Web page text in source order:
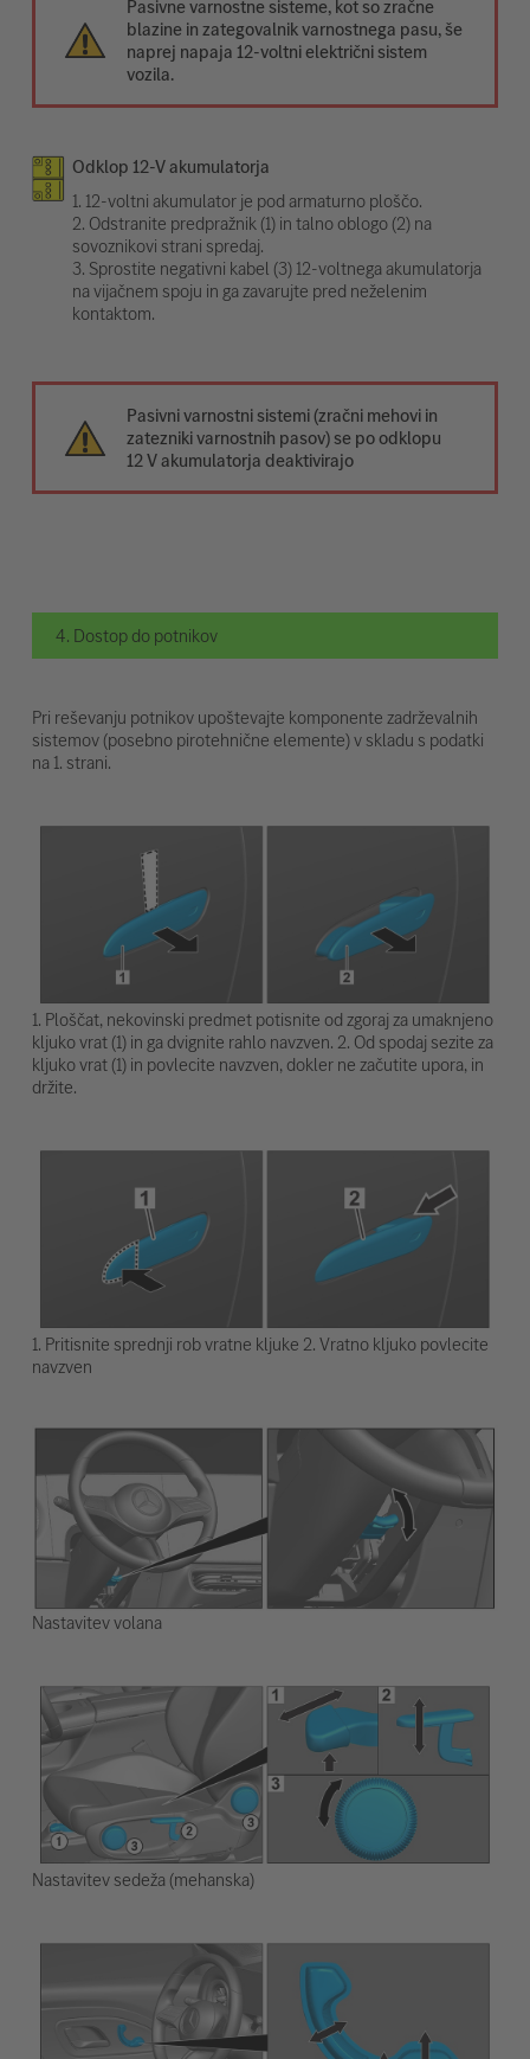
Pasivne varnostne sisteme, kot so zračne
blazine in zategovalnik varnostnega pasu, še
naprej napaja 12-voltni električni sistem
vozila.
Odklop 12-V akumulatorja
1. 12-voltni akumulator je pod armaturno ploščo.
2. Odstranite predpražnik (1) in talno oblogo (2) na
sovoznikovi strani spredaj.
3. Sprostite negativni kabel (3) 12-voltnega akumulatorja
na vijačnem spoju in ga zavarujte pred neželenim
kontaktom.
Pasivni varnostni sistemi (zračni mehovi in
zatezniki varnostnih pasov) se po odklopu
12 V akumulatorja deaktivirajo
4. Dostop do potnikov
Pri reševanju potnikov upoštevajte komponente zadrževalnih
sistemov (posebno pirotehnične elemente) v skladu s podatki
na 1. strani.
1. Ploščat, nekovinski predmet potisnite od zgoraj za umaknjeno
kljuko vrat (1) in ga dvignite rahlo navzven. 2. Od spodaj sezite za
kljuko vrat (1) in povlecite navzven, dokler ne začutite upora, in
držite.
1. Pritisnite sprednji rob vratne kljuke 2. Vratno kljuko povlecite
navzven
Nastavitev volana
Nastavitev sedeža (mehanska)